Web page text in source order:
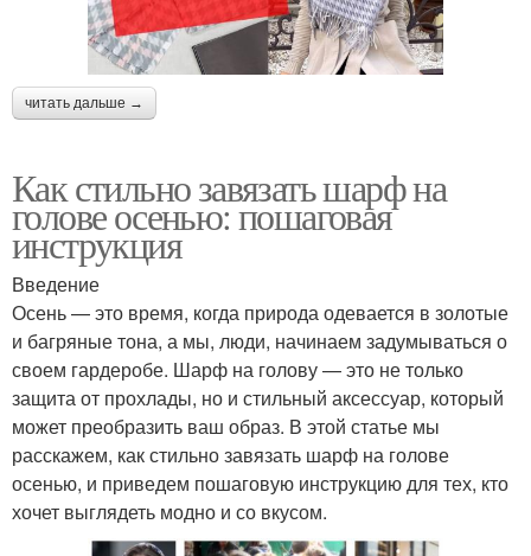
читать дальше →
Как стильно завязать шарф на
голове осенью: пошаговая
инструкция
Введение
Осень — это время, когда природа одевается в золотые
и багряные тона, а мы, люди, начинаем задумываться о
своем гардеробе. Шарф на голову — это не только
защита от прохлады, но и стильный аксессуар, который
может преобразить ваш образ. В этой статье мы
расскажем, как стильно завязать шарф на голове
осенью, и приведем пошаговую инструкцию для тех, кто
хочет выглядеть модно и со вкусом.